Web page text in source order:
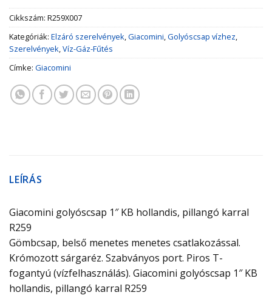
Cikkszám: R259X007
Kategóriák: Elzáró szerelvények,Giacomini,Golyóscsap vízhez,
Szerelvények,Víz-Gáz-Fűtés
Címke: Giacomini
LEÍRÁS
Giacomini golyóscsap 1″ KB hollandis, pillangó karral
R259
Gömbcsap, belső menetes menetes csatlakozással.
Krómozott sárgaréz. Szabványos port. Piros T-
fogantyú (vízfelhasználás). Giacomini golyóscsap 1″ KB
hollandis, pillangó karral R259